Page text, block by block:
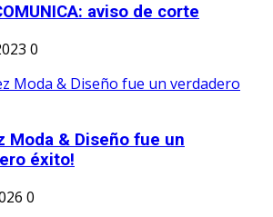
aviso de corte
0
Moda & Diseño fue un
éxito!
0